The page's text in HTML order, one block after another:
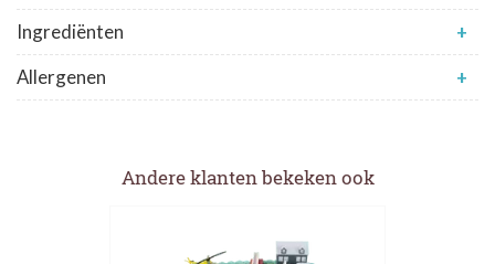
Ingrediënten
+
Allergenen
+
Andere klanten bekeken ook